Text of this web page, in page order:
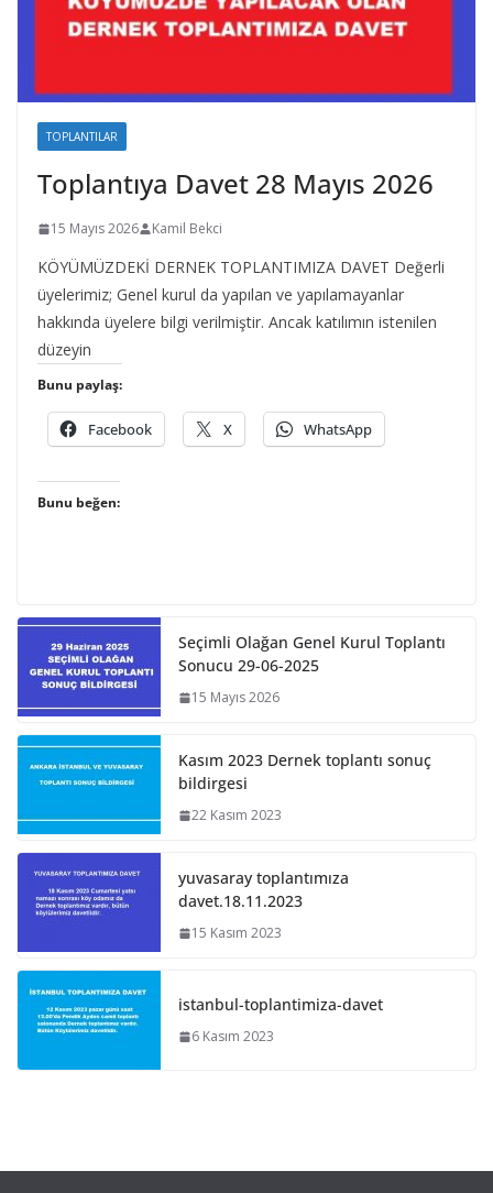
TOPLANTILAR
Toplantıya Davet 28 Mayıs 2026
15 Mayıs 2026 Kamil Bekci
KÖYÜMÜZDEKİ DERNEK TOPLANTIMIZA DAVET Değerli
üyelerimiz; Genel kurul da yapılan ve yapılamayanlar
hakkında üyelere bilgi verilmiştir. Ancak katılımın istenilen
düzeyin
Bunu paylaş:
Facebook X WhatsApp
Bunu beğen:
Seçimli Olağan Genel Kurul Toplantı
Sonucu 29-06-2025
15 Mayıs 2026
Kasım 2023 Dernek toplantı sonuç
bildirgesi
22 Kasım 2023
yuvasaray toplantımıza
davet.18.11.2023
15 Kasım 2023
istanbul-toplantimiza-davet
6 Kasım 2023